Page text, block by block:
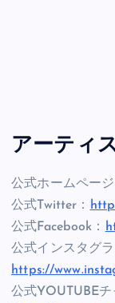
アーティ
公式ホームページ
公式Twitter：
公式Facebook：
公式インスタグラ
https://
公式YOUTUBEチ